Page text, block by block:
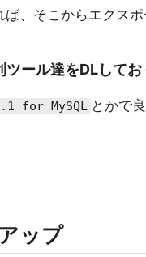
、そこからエクス
ール達をDLしてお
for MySQL とかで
ップ